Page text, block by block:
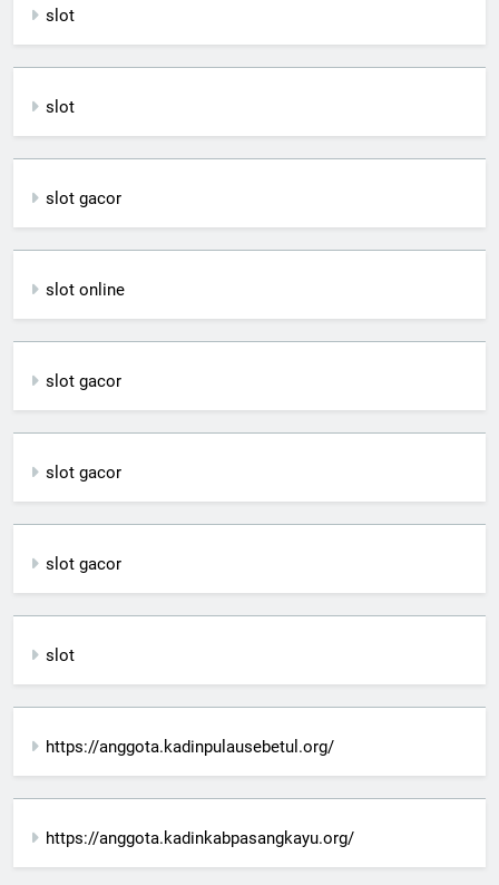
slot
slot
slot gacor
slot online
slot gacor
slot gacor
slot gacor
slot
https://anggota.kadinpulausebetul.org/
https://anggota.kadinkabpasangkayu.org/